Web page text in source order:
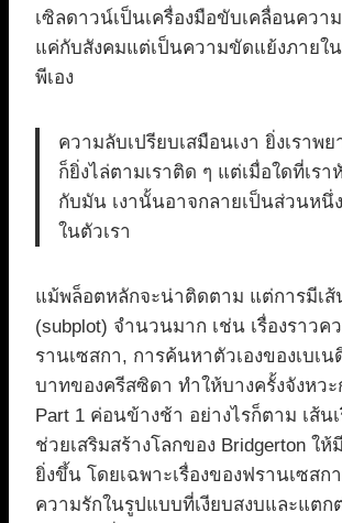
เซิลดาวน์เป็นเครื่องมือขับเคลื่อนควา
แค่กับสังคมแต่เป็นความขัดแย้งภายใน
พีเอง
ความลับเปรียบเสมือนเงา ยิ่งเราพ
ก็ยิ่งไล่ตามเราติด ๆ แต่เมื่อใดที่เร
กับมัน เงานั้นอาจกลายเป็นส่วนหนึ่
ในตัวเรา
แม้พล็อตหลักจะน่าติดตาม แต่การมีเส้น
(subplot) จำนวนมาก เช่น เรื่องราวค
รานเซสกา, การค้นหาตัวเองของเบเ
บาทของครีสซิดา ทำให้บางครั้งจังหวะ
Part 1 ค่อนข้างช้า อย่างไรก็ตาม เส้น
ช่วยเสริมสร้างโลกของ Bridgerton ใ
ยิ่งขึ้น โดยเฉพาะเรื่องของฟรานเซสก
ความรักในรูปแบบที่เงียบสงบและแตก